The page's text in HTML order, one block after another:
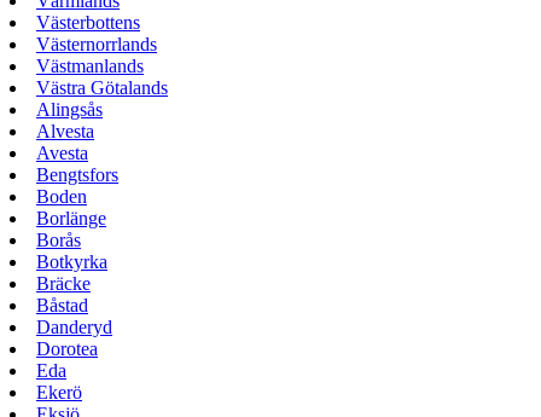
Västerbottens
Västernorrlands
Västmanlands
Västra Götalands
Alingsås
Alvesta
Avesta
Bengtsfors
Boden
Borlänge
Borås
Botkyrka
Bräcke
Båstad
Danderyd
Dorotea
Eda
Ekerö